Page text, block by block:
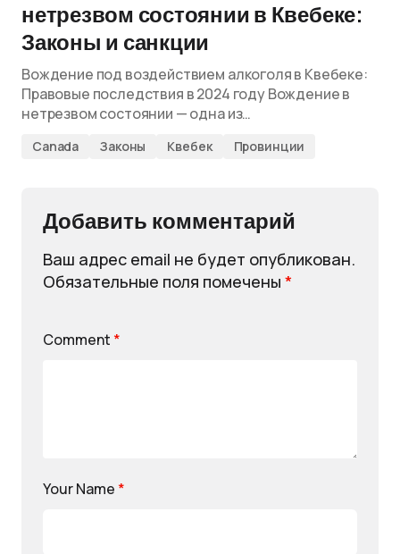
нетрезвом состоянии в Квебеке:
Законы и санкции
Вождение под воздействием алкоголя в Квебеке:
Правовые последствия в 2024 году Вождение в
нетрезвом состоянии — одна из…
Canada Законы Квебек Провинции
Добавить комментарий
Ваш адрес email не будет опубликован.
Обязательные поля помечены *
Comment *
Your Name *